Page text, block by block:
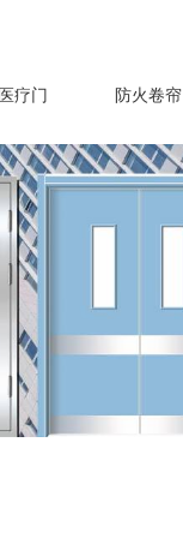
医疗门 防火卷帘